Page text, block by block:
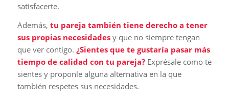
satisfacerte.
Además, tu pareja también tiene derecho a tener
sus propias necesidades y que no siempre tengan
que ver contigo. ¿Sientes que te gustaría pasar más
tiempo de calidad con tu pareja? Exprésale como te
sientes y proponle alguna alternativa en la que
también respetes sus necesidades.